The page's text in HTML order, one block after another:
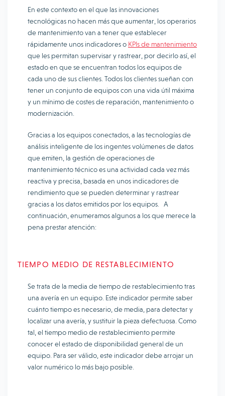
En este contexto en el que las innovaciones
tecnológicas no hacen más que aumentar, los operarios
de mantenimiento van a tener que establecer
rápidamente unos indicadores o KPIs de mantenimiento
que les permitan supervisar y rastrear, por decirlo así, el
estado en que se encuentran todos los equipos de
cada uno de sus clientes. Todos los clientes sueñan con
tener un conjunto de equipos con una vida útil máxima
y un mínimo de costes de reparación, mantenimiento o
modernización.
Gracias a los equipos conectados, a las tecnologías de
análisis inteligente de los ingentes volúmenes de datos
que emiten, la gestión de operaciones de
mantenimiento técnico es una actividad cada vez más
reactiva y precisa, basada en unos indicadores de
rendimiento que se pueden determinar y rastrear
gracias a los datos emitidos por los equipos. A
continuación, enumeramos algunos a los que merece la
pena prestar atención:
TIEMPO MEDIO DE RESTABLECIMIENTO
Se trata de la media de tiempo de restablecimiento tras
una avería en un equipo. Este indicador permite saber
cuánto tiempo es necesario, de media, para detectar y
localizar una avería, y sustituir la pieza defectuosa. Como
tal, el tiempo medio de restablecimiento permite
conocer el estado de disponibilidad general de un
equipo. Para ser válido, este indicador debe arrojar un
valor numérico lo más bajo posible.